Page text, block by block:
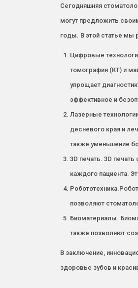
Сегодняшняя
могут предложить
годы. В этой статье мы
Цифровые
томография (КТ) и
упрощает
эффективное и
Лазерные
десневого края и
также уменьшение
3D печать. 3D
каждого пациента.
позволяют
Биоматериалы.
также позволяют
В заключение,
здоровье зубов и